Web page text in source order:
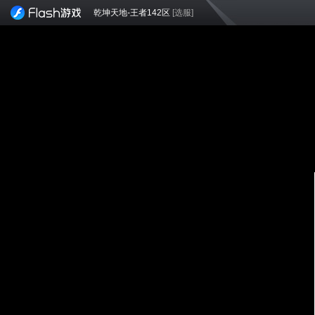
乾坤天地-王者142区 [选服]